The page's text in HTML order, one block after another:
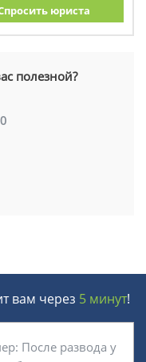
юриста
полезной?
0
вам через 5 минут!